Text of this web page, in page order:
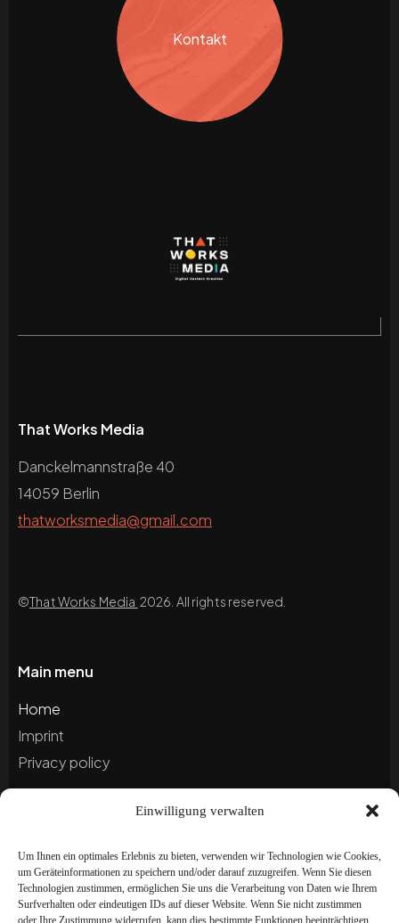
Einwilligung verwalten
Um Ihnen ein optimales Erlebnis zu bieten, verwenden wir Technologien wie Cookies,
um Geräteinformationen zu speichern und/oder darauf zuzugreifen. Wenn Sie diesen
Technologien zustimmen, ermöglichen Sie uns die Verarbeitung von Daten wie Ihrem
Surfverhalten oder eindeutigen IDs auf dieser Website. Wenn Sie nicht zustimmen
oder Ihre Zustimmung widerrufen, kann dies bestimmte Funktionen beeinträchtigen.
Kontakt
That Works Media
Danckelmannstraße 40
14059 Berlin
thatworksmedia@gmail.com
©That Works Media 2026. All rights reserved.
Main menu
Home
Imprint
Privacy policy
Newsletter